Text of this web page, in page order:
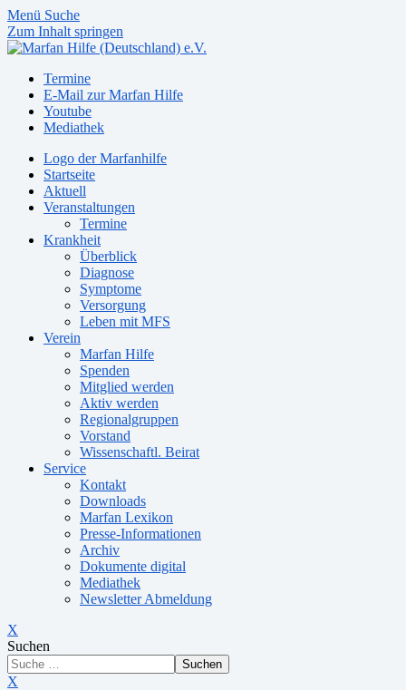
Menü Suche
Zum Inhalt springen
Termine
E-Mail zur Marfan Hilfe
Youtube
Mediathek
Logo der Marfanhilfe
Startseite
Aktuell
Veranstaltungen
Termine
Krankheit
Überblick
Diagnose
Symptome
Versorgung
Leben mit MFS
Verein
Marfan Hilfe
Spenden
Mitglied werden
Aktiv werden
Regionalgruppen
Vorstand
Wissenschaftl. Beirat
Service
Kontakt
Downloads
Marfan Lexikon
Presse-Informationen
Archiv
Dokumente digital
Mediathek
Newsletter Abmeldung
X
Suchen
Suchen
X